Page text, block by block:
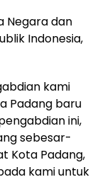
Negara dan
Indonesia,
kami
Padang baru
ini,
sebesar-
Kota Padang,
kami untuk